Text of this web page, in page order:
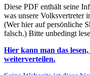
Diese PDF enthält seine
was unsere Volksvertreter
(Wer hier auf persönliche
falsch.) Bitte unbedingt
Hier kann man das
weiterverteilen.